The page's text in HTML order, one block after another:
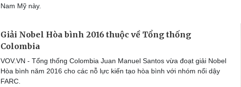
Nam Mỹ này.
Giải Nobel Hòa bình 2016 thuộc về Tổng thống
Colombia
VOV.VN - Tổng thống Colombia Juan Manuel Santos vừa đoạt giải Nobel
Hòa bình năm 2016 cho các nỗ lực kiến tạo hòa bình với nhóm nổi dậy
FARC.